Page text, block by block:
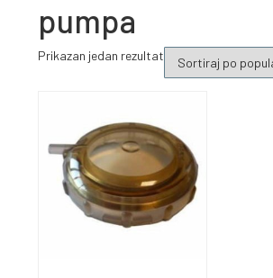
pumpa
Prikazan jedan rezultat